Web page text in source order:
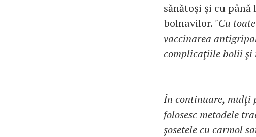
sănătoşi şi cu
bolnavilor. "Cu
vaccinarea
complicaţiile bolii şi
În continuare, mulţi
folosesc metodele
şosetele cu carmol